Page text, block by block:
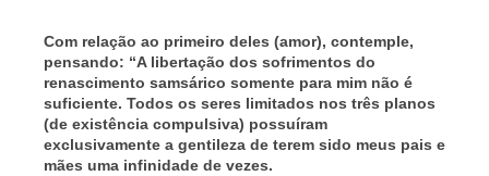
Com relação ao primeiro deles (amor), contemple,
pensando: “A libertação dos sofrimentos do
renascimento samsárico somente para mim não é
suficiente. Todos os seres limitados nos três planos
(de existência compulsiva) possuíram
exclusivamente a gentileza de terem sido meus pais e
mães uma infinidade de vezes.